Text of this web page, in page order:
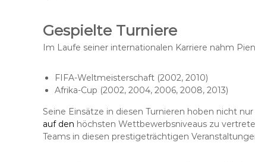
Gespielte Turniere
Im Laufe seiner internationalen Karriere nahm
FIFA-Weltmeisterschaft (2002, 2010)
Afrika-Cup (2002, 2004, 2006, 2008, 2013)
Seine Einsätze in diesen Turnieren hoben nicht
auf den höchsten Wettbewerbsniveaus zu
Teams in diesen prestigeträchtigen